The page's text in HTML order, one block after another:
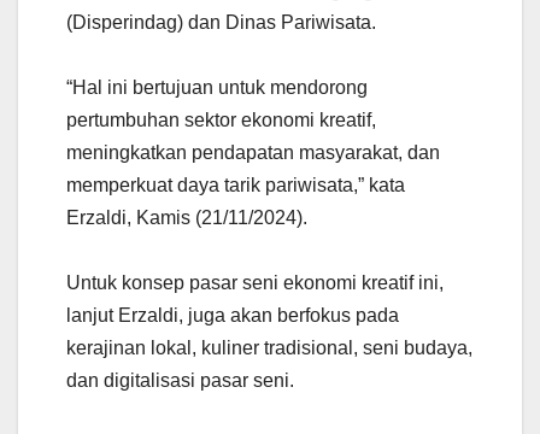
(Disperindag) dan Dinas Pariwisata.
“Hal ini bertujuan untuk mendorong
pertumbuhan sektor ekonomi kreatif,
meningkatkan pendapatan masyarakat, dan
memperkuat daya tarik pariwisata,” kata
Erzaldi, Kamis (21/11/2024).
Untuk konsep pasar seni ekonomi kreatif ini,
lanjut Erzaldi, juga akan berfokus pada
kerajinan lokal, kuliner tradisional, seni budaya,
dan digitalisasi pasar seni.